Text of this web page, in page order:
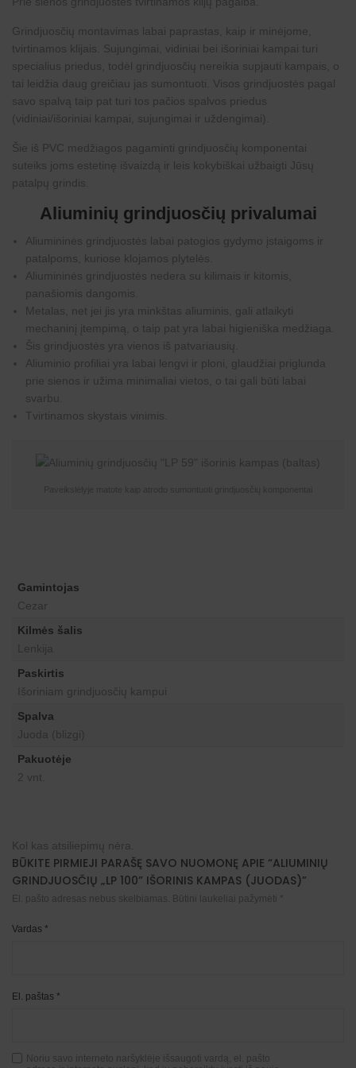
Grindjuosčių montavimas labai paprastas, kaip ir minėjome,
tvirtinamos klijais. Sujungimai, vidiniai bei išoriniai kampai turi
specialius priedus, todėl grindjuosčių nereikia supjauti kampais, o
tai leidžia daug greičiau jas sumontuoti. Visos grindjuostės pagal
savo spalvą taip pat turi tos pačios spalvos priedus
(vidiniai/išoriniai kampai, sujungimai ir uždengimai).
Šie iš PVC medžiagos pagaminti grindjuosčių komponentai
suteiks joms estetinę išvaizdą ir leis kokybiškai užbaigti Jūsų
patalpų grindis.
Aliuminių grindjuosčių privalumai
Aliumininės grindjuostės labai patogios gydymo įstaigoms ir
patalpoms, kuriose klojamos plytelės.
Aliumininės grindjuostės nedera su kilimais ir kitomis,
panašiomis dangomis.
Metalas, net jei jis yra minkštas aliuminis, gali atlaikyti
mechaninį įtempimą, o taip pat yra labai higieniška medžiaga.
Šis grindjuostės yra vienos iš patvariausių.
Aliuminio profiliai yra labai lengvi ir ploni, glaudžiai priglunda
prie sienos ir užima minimaliai vietos, o tai gali būti labai
svarbu.
Tvirtinamos skystais vinimis.
Gamintojas
Cezar
Kilmės šalis
Paskirtis
Išoriniam grindjuosčių kampui
Spalva
Pakuotėje
2 vnt.
Kol kas atsiliepimų nėra.
BŪKITE PIRMIEJI PARAŠĘ SAVO NUOMONĘ APIE “ALIUMINIŲ
GRINDJUOSČIŲ „LP 100” IŠORINIS KAMPAS (JUODAS)”
El. pašto adresas nebus skelbiamas. Būtini laukeliai pažymėti
Vardas *
El. paštas *
Noriu savo interneto naršyklėje išsaugoti vardą, el. pašto